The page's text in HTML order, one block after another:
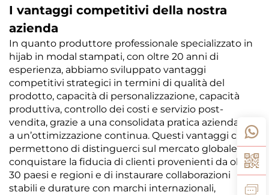
I vantaggi competitivi della nostra
azienda
In quanto produttore professionale specializzato in
hijab in modal stampati, con oltre 20 anni di
esperienza, abbiamo sviluppato vantaggi
competitivi strategici in termini di qualità del
prodotto, capacità di personalizzazione, capacità
produttiva, controllo dei costi e servizio post-
vendita, grazie a una consolidata pratica aziendale e
a un’ottimizzazione continua. Questi vantaggi ci
permettono di distinguerci sul mercato globale, di
conquistare la fiducia di clienti provenienti da oltre
30 paesi e regioni e di instaurare collaborazioni
stabili e durature con marchi internazionali,